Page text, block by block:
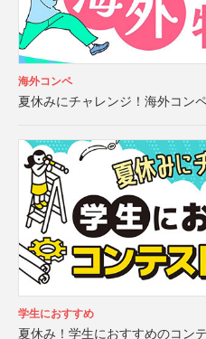
海外コンペ
夏休みにチャレンジ！海外コン
学生におすすめ
夏休み！学生におすすめのコン